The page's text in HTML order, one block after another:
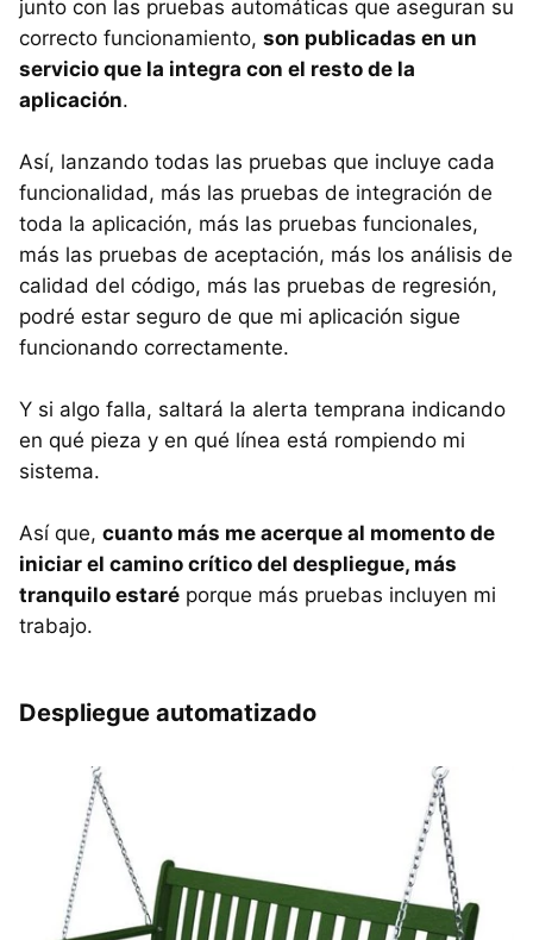
junto con las pruebas automáticas que aseguran su
correcto funcionamiento, son publicadas en un
servicio que la integra con el resto de la
aplicación.
Así, lanzando todas las pruebas que incluye cada
funcionalidad, más las pruebas de integración de
toda la aplicación, más las pruebas funcionales,
más las pruebas de aceptación, más los análisis de
calidad del código, más las pruebas de regresión,
podré estar seguro de que mi aplicación sigue
funcionando correctamente.
Y si algo falla, saltará la alerta temprana indicando
en qué pieza y en qué línea está rompiendo mi
sistema.
Así que, cuanto más me acerque al momento de
iniciar el camino crítico del despliegue, más
tranquilo estaré porque más pruebas incluyen mi
trabajo.
Despliegue automatizado